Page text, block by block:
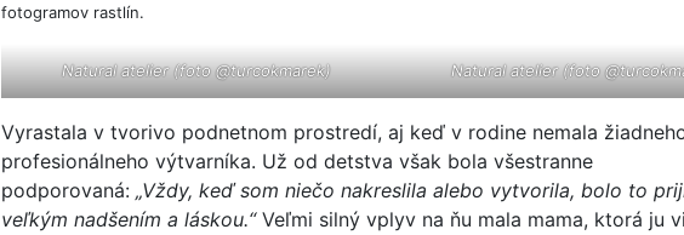
fotogramov rastlín.
Natural atelier (foto @turcokmarek) Natural atelier (foto
Vyrastala v tvorivo podnetnom prostredí, aj keď v rodine nemala
profesionálneho výtvarníka. Už od detstva však bola všestranne
podporovaná: „Vždy, keď som niečo nakreslila alebo vytvorila, bolo to
veľkým nadšením a láskou.“Veľmi silný vplyv na ňu mala mama, ktorá ju